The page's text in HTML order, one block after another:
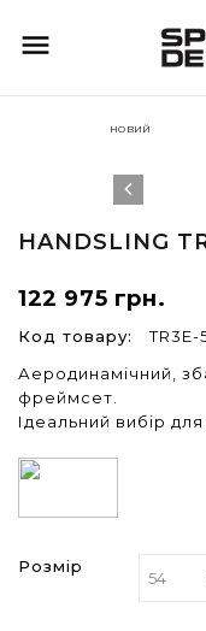

НОВИЙ
HANDSLING
122 975 грн.
Код товару:
TR3E-
Аеродинамічний,
фреймсет.
Ідеальний вибір
Розмір